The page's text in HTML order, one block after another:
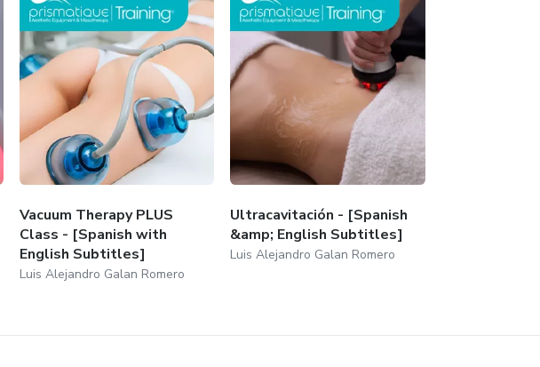
Vacuum Therapy PLUS
Class - [Spanish with
English Subtitles]
Luis Alejandro Galan Romero
Ultracavitación - [Spanish
&amp; English Subtitles]
Luis Alejandro Galan Romero